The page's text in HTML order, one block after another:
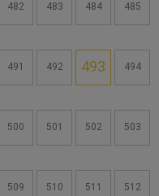
482 483 484 485
491 492 493 494
500 501 502 503
509 510 511 512